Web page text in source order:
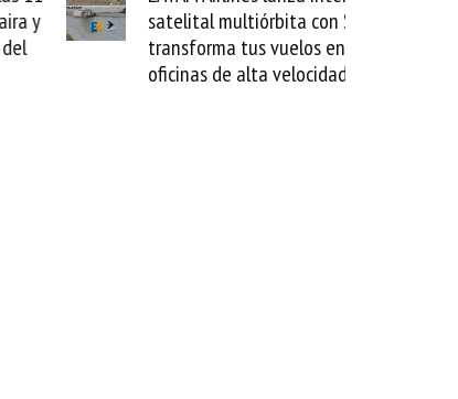
satelital multiórbita con SES
transforma tus vuelos en
oficinas de alta velocidad